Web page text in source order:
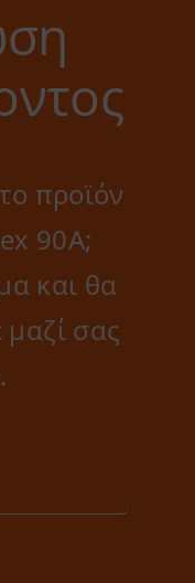
προϊόν
90A;
και θα
σας